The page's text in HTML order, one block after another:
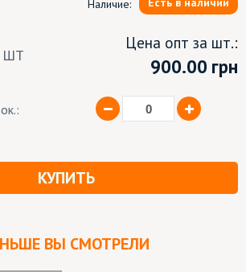
Наличие:
ШТ
Цена опт за шт.:
900.00 грн
КУПИТЬ
ВЫ СМОТРЕЛИ